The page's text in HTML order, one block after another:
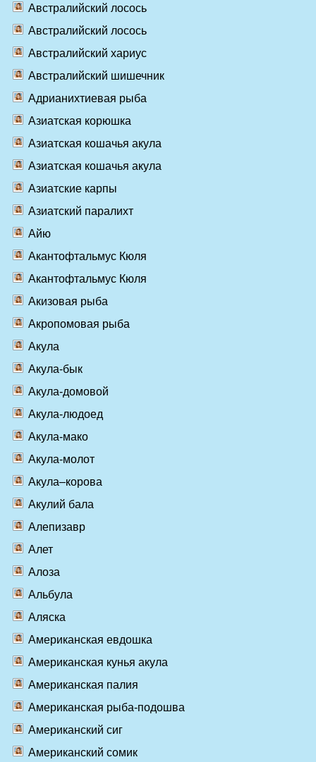
Австралийский лосось
Австралийский лосось
Австралийский хариус
Австралийский шишечник
Адрианихтиевая рыба
Азиатская корюшка
Азиатская кошачья акула
Азиатская кошачья акула
Азиатские карпы
Азиатский паралихт
Айю
Акантофтальмус Кюля
Акантофтальмус Кюля
Акизовая рыба
Акропомовая рыба
Акула
Акула-бык
Акула-домовой
Акула-людоед
Акула-мако
Акула-молот
Акула–корова
Акулий бала
Алепизавр
Алет
Алоза
Альбула
Аляска
Американская евдошка
Американская кунья акула
Американская палия
Американская рыба-подошва
Американский сиг
Американский сомик